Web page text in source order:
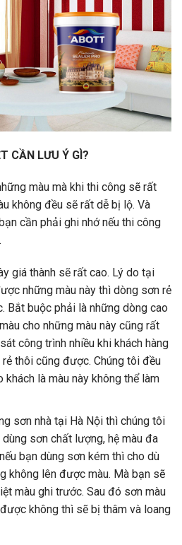
CẦN LƯU Ý GÌ?
màu mà khi thi công sẽ rất
không đều sẽ rất dễ bị lộ. Và
cần phải ghi nhớ nếu thi công
giá thành sẽ rất cao. Lý do tại
những màu này thì dòng sơn rẻ
Bắt buộc phải là những dòng cao
cho những màu này cũng rất
công trình nhiều khi khách hàng
thôi cũng được. Chúng tôi đều
là màu này không thể làm
sơn nhà tại Hà Nội thì chúng tôi
sơn chất lượng, hệ màu đa
bạn dùng sơn kém thì cho dù
không lên được màu. Mà bạn sẽ
màu ghi trước. Sau đó sơn màu
không thì sẽ bị thâm và loang